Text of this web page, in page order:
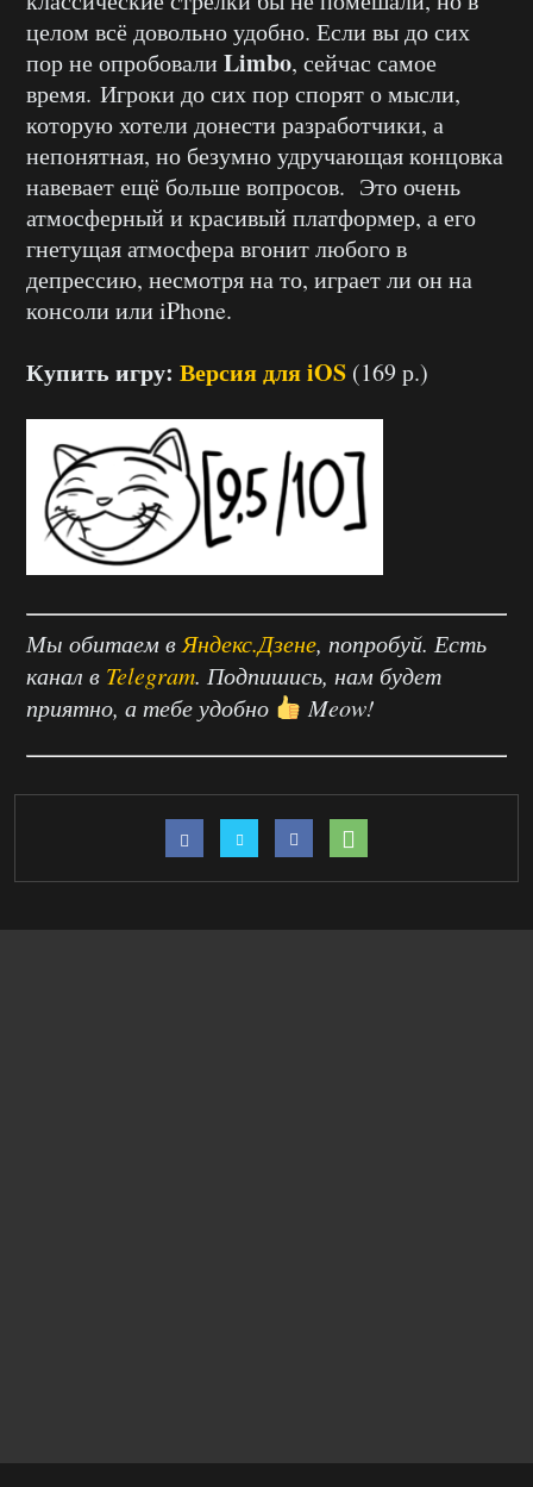
целом всё довольно удобно. Если вы до сих
пор не опробовали Limbo, сейчас самое
время. Игроки до сих пор спорят о мысли,
которую хотели донести разработчики, а
непонятная, но безумно удручающая концовка
навевает ещё больше вопросов. Это очень
атмосферный и красивый платформер, а его
гнетущая атмосфера вгонит любого в
депрессию, несмотря на то, играет ли он на
консоли или iPhone.
Купить игру: Версия для iOS (169 р.)
Мы обитаем вЯндекс.Дзене, попробуй. Есть
канал в Telegram. Подпишись, нам будет
приятно, а тебе удобно
Meow!